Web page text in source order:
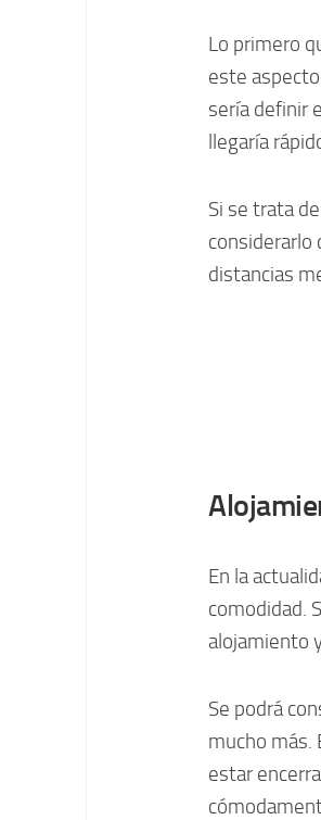
Lo primero
este
sería definir
llegaría
Si se trata
considerarlo
distancias
En la
comodidad.
alojamiento
Se podrá
mucho más.
estar